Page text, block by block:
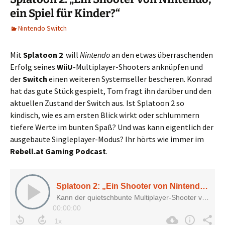
ein Spiel für Kinder?“
Nintendo Switch
MitSplatoon 2 will Nintendoan den etwas überraschenden
Erfolg seines WiiU-Multiplayer-Shooters anknüpfen und
derSwitch einen weiteren Systemseller bescheren. Konrad
hat das gute Stück gespielt, Tom fragt ihn darüber und den
aktuellen Zustand der Switch aus. Ist Splatoon 2 so
kindisch, wie es am ersten Blick wirkt oder schlummern
tiefere Werte im bunten Spaß? Und was kann eigentlich der
ausgebaute Singleplayer-Modus? Ihr hörts wie immer im
Rebell.at Gaming Podcast.